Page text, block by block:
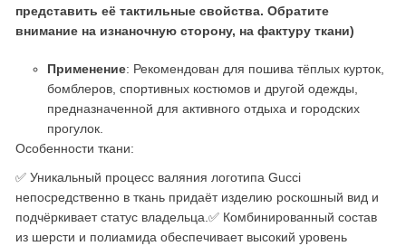
представить её тактильные свойства. Обратите
внимание на изнаночную сторону, на фактуру ткани)
Применение: Рекомендован для пошива тёплых курток,
бомблеров, спортивных костюмов и другой одежды,
предназначенной для активного отдыха и городских
прогулок.
Особенности ткани:
✅ Уникальный процесс валяния логотипа Gucci
непосредственно в ткань придаёт изделию роскошный вид и
подчёркивает статус владельца.✅ Комбинированный состав
из шерсти и полиамида обеспечивает высокий уровень